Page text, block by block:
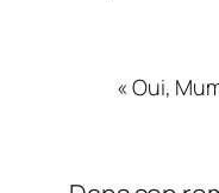
« Oui,